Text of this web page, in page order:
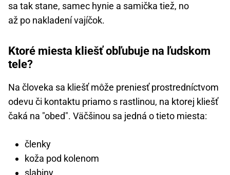
sa tak stane, samec hynie a samička tiež, no
až po nakladení vajíčok.
Ktoré miesta kliešť obľubuje na ľudskom
tele?
Na človeka sa kliešť môže preniesť prostredníctvom
odevu či kontaktu priamo s rastlinou, na ktorej kliešť
čaká na "obed". Väčšinou sa jedná o tieto miesta:
členky
koža pod kolenom